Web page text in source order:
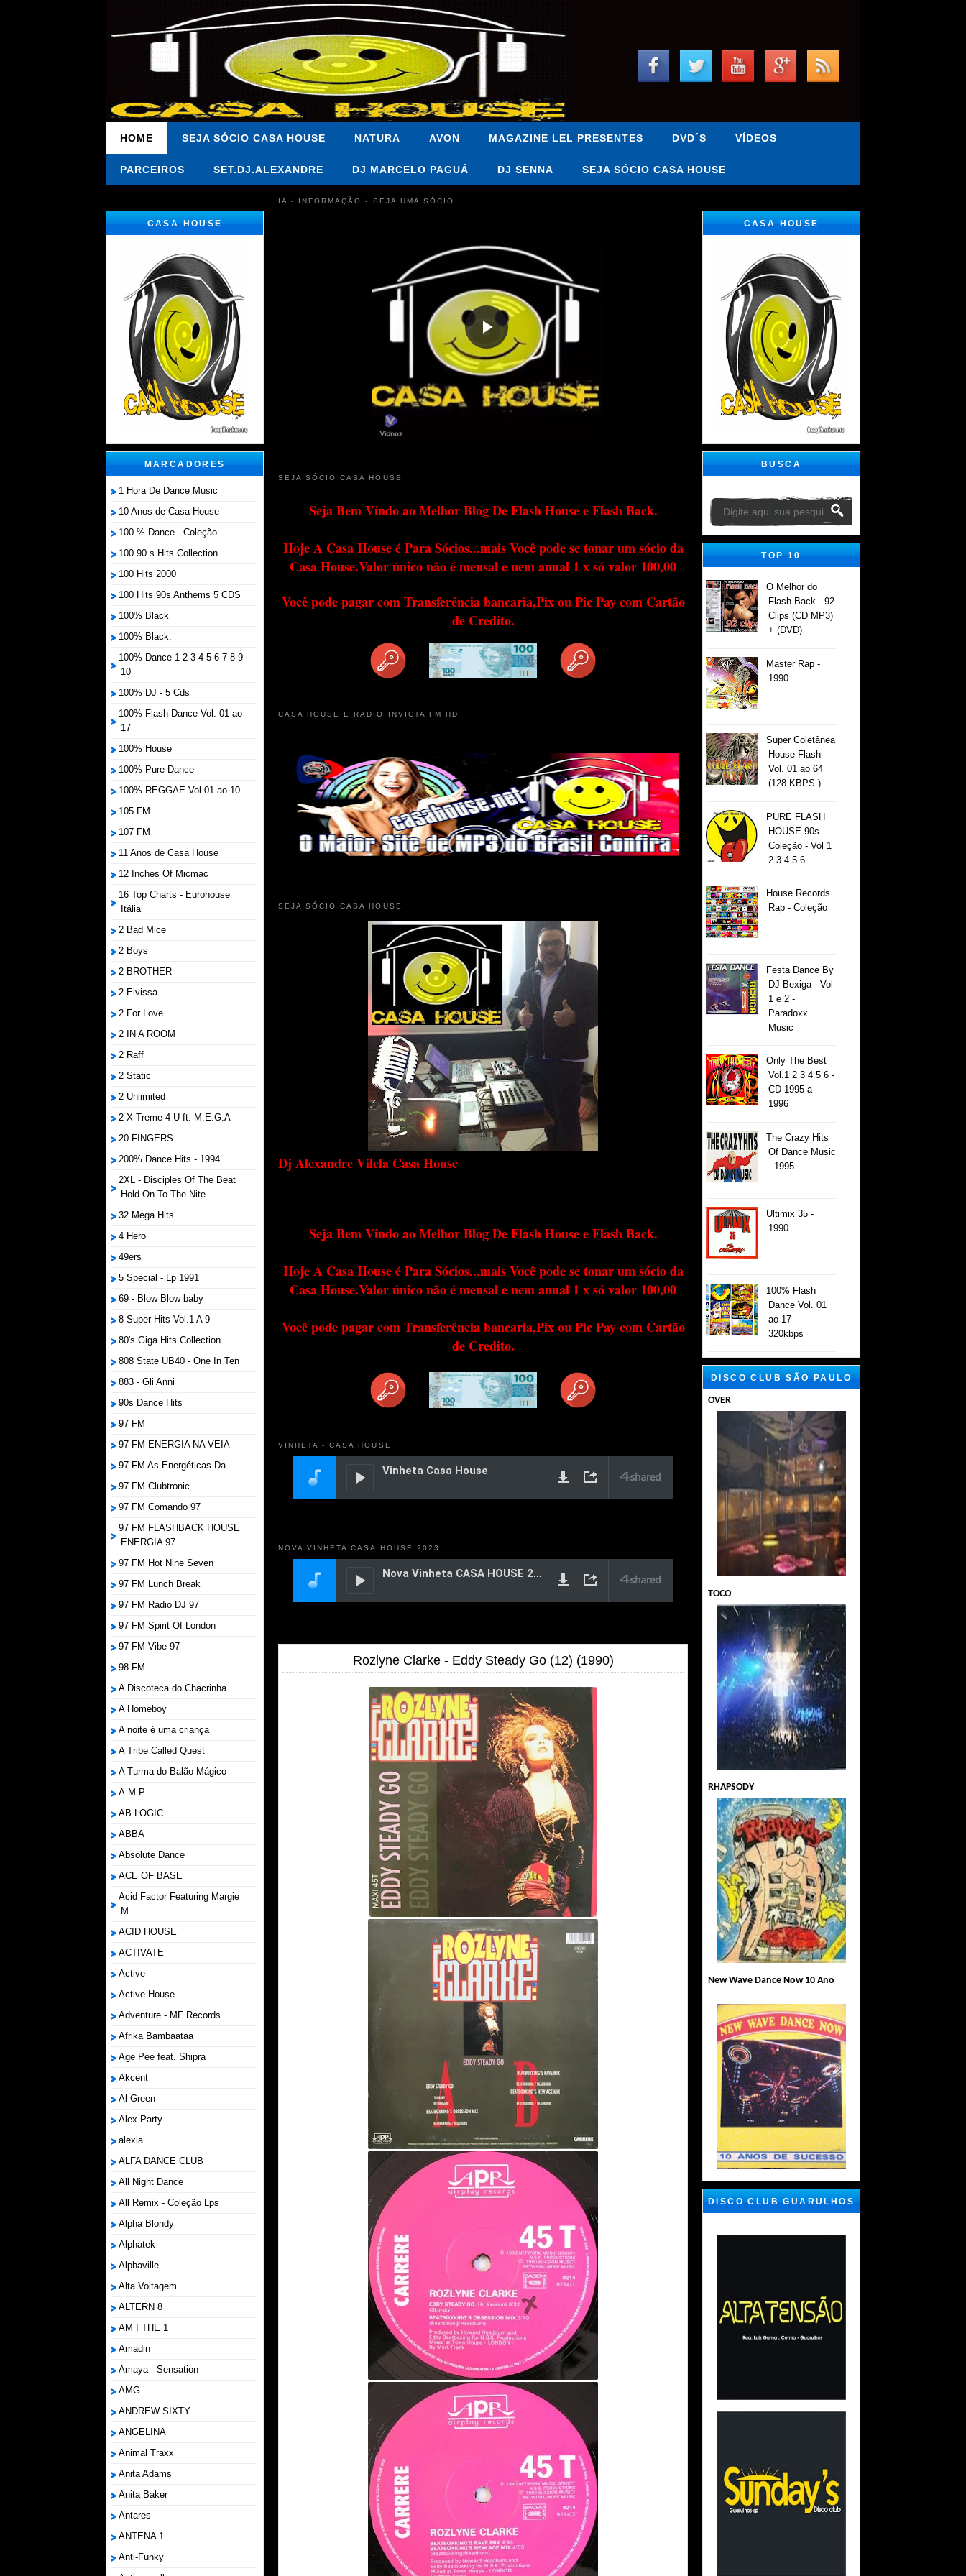
HOME SEJA SÓCIO CASA HOUSE NATURA AVON MAGAZINE LEL PRESENTES DVD´S VÍDEOS
PARCEIROS SET.DJ.ALEXANDRE DJ MARCELO PAGUÁ DJ SENNA SEJA SÓCIO CASA HOUSE
CASA HOUSE
MARCADORES
1 Hora De Dance Music
10 Anos de Casa House
100 % Dance - Coleção
100 90 s Hits Collection
100 Hits 2000
100 Hits 90s Anthems 5 CDS
100% Black
100% Black.
100% Dance 1-2-3-4-5-6-7-8-9-
10
100% DJ - 5 Cds
100% Flash Dance Vol. 01 ao
17
100% House
100% Pure Dance
100% REGGAE Vol 01 ao 10
105 FM
107 FM
11 Anos de Casa House
12 Inches Of Micmac
16 Top Charts - Eurohouse
Itália
2 Bad Mice
2 Boys
2 BROTHER
2 Eivissa
2 For Love
2 IN A ROOM
2 Raff
2 Static
2 Unlimited
2 X-Treme 4 U ft. M.E.G.A
20 FINGERS
200% Dance Hits - 1994
2XL - Disciples Of The Beat
Hold On To The Nite
32 Mega Hits
4 Hero
49ers
5 Special - Lp 1991
69 - Blow Blow baby
8 Super Hits Vol.1 A 9
80's Giga Hits Collection
808 State UB40 - One In Ten
883 - Gli Anni
90s Dance Hits
97 FM
97 FM ENERGIA NA VEIA
97 FM As Energéticas Da
97 FM Clubtronic
97 FM Comando 97
97 FM FLASHBACK HOUSE
ENERGIA 97
97 FM Hot Nine Seven
97 FM Lunch Break
97 FM Radio DJ 97
97 FM Spirit Of London
97 FM Vibe 97
98 FM
A Discoteca do Chacrinha
A Homeboy
A noite é uma criança
A Tribe Called Quest
A Turma do Balão Mágico
A.M.P.
AB LOGIC
ABBA
Absolute Dance
ACE OF BASE
Acid Factor Featuring Margie
M
ACID HOUSE
ACTIVATE
Active
Active House
Adventure - MF Records
Afrika Bambaataa
Age Pee feat. Shipra
Akcent
Al Green
Alex Party
alexia
ALFA DANCE CLUB
All Night Dance
All Remix - Coleção Lps
Alpha Blondy
Alphatek
Alphaville
Alta Voltagem
ALTERN 8
AM I THE 1
Amadin
Amaya - Sensation
AMG
ANDREW SIXTY
ANGELINA
Animal Traxx
Anita Adams
Anita Baker
Antares
ANTENA 1
Anti-Funky
IA - INFORMAÇÃO - SEJA UMA SÓCIO
SEJA SÓCIO CASA HOUSE
Seja Bem Vindo ao Melhor Blog De Flash House e Flash Back.
Hoje A Casa House é Para Sócios...mais Você pode se tonar um sócio da
Casa House.Valor único não é mensal e nem anual 1 x só valor 100,00
Você pode pagar com Transferência bancaria,Pix ou Pic Pay com Cartão
de Credito.
CASA HOUSE E RADIO INVICTA FM HD
SEJA SÓCIO CASA HOUSE
Dj Alexandre Vilela Casa House
Seja Bem Vindo ao Melhor Blog De Flash House e Flash Back.
Hoje A Casa House é Para Sócios...mais Você pode se tonar um sócio da
Casa House.Valor único não é mensal e nem anual 1 x só valor 100,00
Você pode pagar com Transferência bancaria,Pix ou Pic Pay com Cartão
de Credito.
VINHETA - CASA HOUSE
NOVA VINHETA CASA HOUSE 2023
Rozlyne Clarke - Eddy Steady Go ‎(12) (1990)
CASA HOUSE
BUSCA
TOP 10
O Melhor do
Flash Back - 92
Clips (CD MP3)
+ (DVD)
Master Rap -
1990
Super Coletânea
House Flash
Vol. 01 ao 64
(128 KBPS )
PURE FLASH
HOUSE 90s
Coleção - Vol 1
2 3 4 5 6
House Records
Rap - Coleção
Festa Dance By
DJ Bexiga - Vol
1 e 2 -
Paradoxx
Music
Only The Best
Vol.1 2 3 4 5 6 -
CD 1995 a
1996
The Crazy Hits
Of Dance Music
- 1995
Ultimix 35 -
1990
100% Flash
Dance Vol. 01
ao 17 -
320kbps
DISCO CLUB SÃO PAULO
OVER
TOCO
RHAPSODY
New Wave Dance Now 10 Ano
DISCO CLUB GUARULHOS